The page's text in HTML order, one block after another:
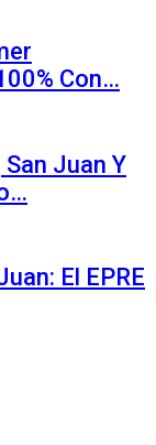
Con…
Juan Y
El EPRE